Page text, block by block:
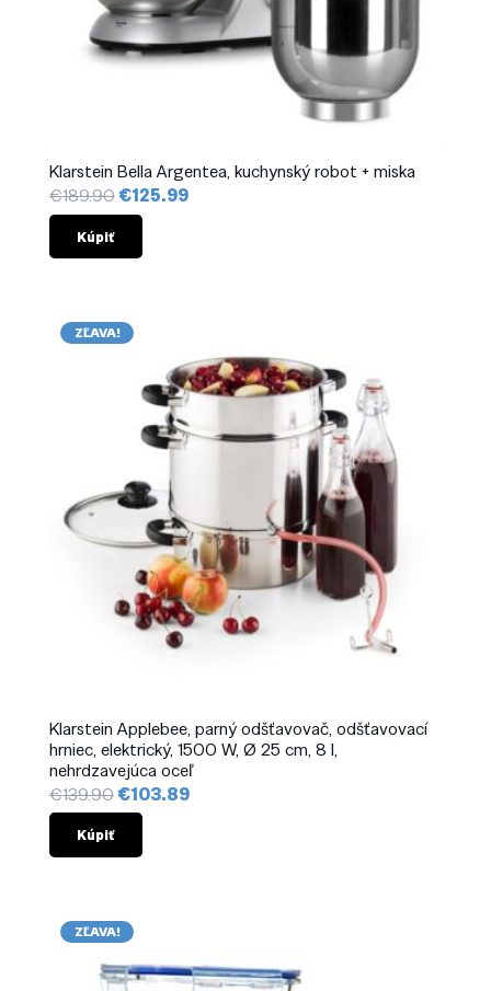
Klarstein Bella Argentea, kuchynský robot + miska
€189.90 Pôvodná
cena
€189.90.
€125.99Aktuálna
Kúpiť
ZĽAVA!
Klarstein Applebee, parný odšťavovač, odšťavovací
hrniec, elektrický, 1500 W, Ø 25 cm, 8 l,
nehrdzavejúca oceľ
€139.90 Pôvodná
cena
€139.90.
€103.89Aktuálna
Kúpiť
ZĽAVA!